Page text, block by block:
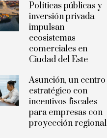
Políticas públicas y
inversión privada
impulsan
ecosistemas
comerciales en
Ciudad del Este
Asunción, un centro
estratégico con
incentivos fiscales
para empresas con
proyección regional